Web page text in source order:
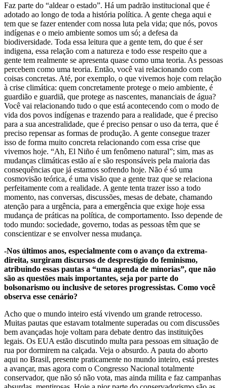
Faz parte do “aldear o estado”. Há um padrão institucional que é
adotado ao longo de toda a história política. A gente chega aqui e
tem que se fazer entender com nossa luta pela vida; que nós, povos
indígenas e o meio ambiente somos um só; a defesa da
biodiversidade. Toda essa leitura que a gente tem, do que é ser
indigena, essa relação com a natureza e todo esse respeito que a
gente tem realmente se apresenta quase como uma teoria. As pessoas
percebem como uma teoria. Então, você vai relacionando com
coisas concretas. Até, por exemplo, o que vivemos hoje com relação
à crise climática: quem concretamente protege o meio ambiente, é
guardião e guardiã, que protege as nascentes, mananciais de água?
Você vai relacionando tudo o que está acontecendo com o modo de
vida dos povos indígenas e trazendo para a realidade, que é preciso
para a sua ancestralidade, que é preciso pensar o uso da terra, que é
preciso repensar as formas de produção. A gente consegue trazer
isso de forma muito concreta relacionando com essa crise que
vivemos hoje. “Ah, El Niño é um fenômeno natural”; sim, mas as
mudanças climáticas estão aí e são responsáveis pela maioria das
consequências que já estamos sofrendo hoje. Não é só uma
cosmovisão teórica, é uma visão que a gente traz que se relaciona
perfeitamente com a realidade. A gente tenta trazer isso a todo
momento, nas conversas, discussões, mesas de debate, chamando
atenção para a urgência, para a emergência que exige hoje essa
mudança de práticas na política, de comportamento. Isso depende de
todo mundo: sociedade, governo, todas as pessoas têm que se
conscientizar e se envolver nessa mudança.
-Nos últimos anos, especialmente com o avanço da extrema-
direita, surgiram discursos de desprestígio do feminismo,
atribuindo essas pautas a “uma agenda de minorias”, que não
são as questões mais importantes, seja por parte do
bolsonarismo ou inclusive de setores progressistas. Como você
observa esse cenário?
Acho que o mundo inteiro está vivendo um grande retrocesso.
Muitas pautas que estavam totalmente superadas ou com discussões
bem avançadas hoje voltam para debate dentro das instituições
legais. Os EUA estão discutindo multa para pessoas em situação de
rua por dormirem na calçada. Veja o absurdo. A pauta do aborto
aqui no Brasil, presente praticamente no mundo inteiro, está prestes
a avançar, mas agora com o Congresso Nacional totalmente
conservador, que não só não vota, mas ainda milita e faz campanhas